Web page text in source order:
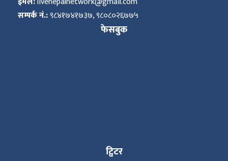
सम्पर्क नं.:९८४१७४१७३७, ९८०८०२६७७५
फेसबुक
ट्विटर